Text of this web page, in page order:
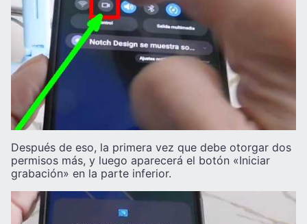
Después de eso, la primera vez que debe otorgar dos
permisos más, y luego aparecerá el botón «Iniciar
grabación» en la parte inferior.